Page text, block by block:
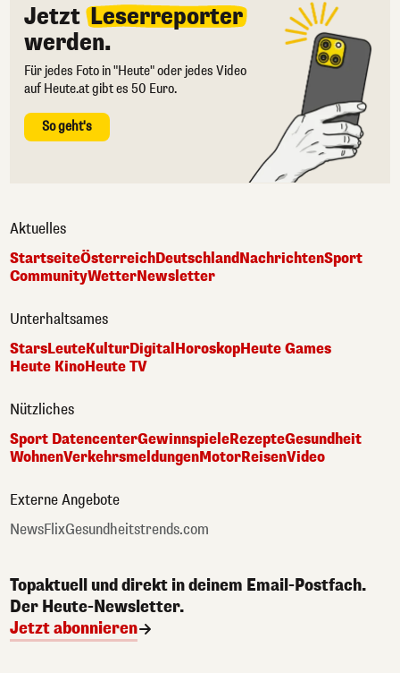
Jetzt Leserreporter
werden.
Für jedes Foto in "Heute" oder jedes Video
auf Heute.at gibt es 50 Euro.
So geht's
Aktuelles
StartseiteÖsterreichDeutschlandNachrichtenSport
CommunityWetterNewsletter
Unterhaltsames
StarsLeuteKulturDigitalHoroskopHeute Games
Heute KinoHeute TV
Nützliches
Sport DatencenterGewinnspieleRezepteGesundheit
WohnenVerkehrsmeldungenMotorReisenVideo
Externe Angebote
NewsFlixGesundheitstrends.com
Topaktuell und direkt in deinem Email-Postfach.
Der Heute-Newsletter.
Jetzt abonnieren